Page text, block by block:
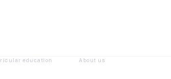
education About us